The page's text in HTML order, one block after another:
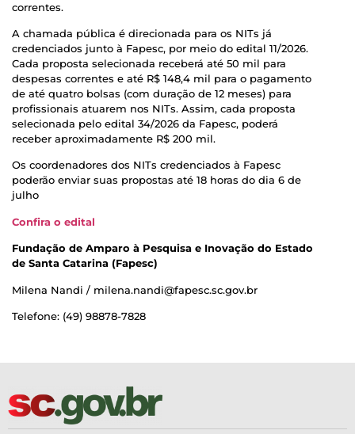
correntes.
A chamada pública é direcionada para os NITs já
credenciados junto à Fapesc, por meio do edital 11/2026.
Cada proposta selecionada receberá até 50 mil para
despesas correntes e até R$ 148,4 mil para o pagamento
de até quatro bolsas (com duração de 12 meses) para
profissionais atuarem nos NITs. Assim, cada proposta
selecionada pelo edital 34/2026 da Fapesc, poderá
receber aproximadamente R$ 200 mil.
Os coordenadores dos NITs credenciados à Fapesc
poderão enviar suas propostas até 18 horas do dia 6 de
julho
Confira o edital
Fundação de Amparo à Pesquisa e Inovação do Estado
de Santa Catarina (Fapesc)
Milena Nandi / milena.nandi@fapesc.sc.gov.br
Telefone: (49) 98878-7828